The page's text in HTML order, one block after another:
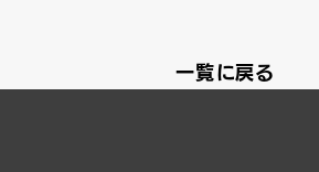
一覧に戻る